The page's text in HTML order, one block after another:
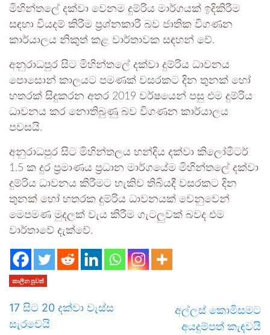
මිහින්තලේ දක්වා වෙනම දුම්රිය මාර්ගයක් ඉදිකිරීම
සඳහා වියදම් කිරීම ප්‍රශ්නකාරී බව ජාතික විගණන
කාර්යාලය නිකුත් කළ වාර්තාවක සඳහන් වේ.
අනුරාධපුර සිට මිහින්තලේ දක්වා දුම්රිය ධාවනය
පොසොන් කාලයට පමණක් වසරකට දින තුනක් හෝ
හතරක් සිදුකරන අතර 2019 වර්ෂයෙන් පසු එම දුම්රිය
ධාවනය කර නොතිබුණු බව විගණන කාර්යාලය
පවසයි.
අනුරාධපුර සිට මිහින්තලය හන්දිය දක්වා කිලෝමීටර්
1.5 ක දුර ප්‍රමාණය ප්‍රධාන මාර්ගයේම මිහින්තලේ දක්වා
දුම්රිය ධාවනය කිරීමට හැකිව තිබියදී වසරකට දින
තුනක් හෝ හතරක දුම්රිය ධාවනයක් වෙනුවෙන්
මෙපමණ මුදලක් වැය කිරීම ගැටලුවක් බවද එම
වාර්තාවේ දැක්වේ.
කාලීන පුවත්
17 සිට 20 දක්වා වැස්ස
සැරවෙයි
අල්ලස් කොමිසමට
අයදුම්පත් කැඳවයි